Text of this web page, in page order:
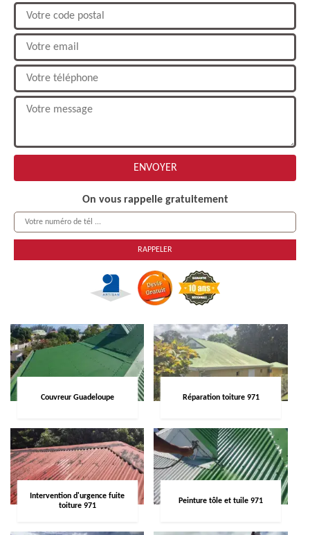
On vous rappelle gratuitement
Couvreur Guadeloupe Réparation toiture 971
Intervention d'urgence fuite
toiture 971
Peinture tôle et tuile 971